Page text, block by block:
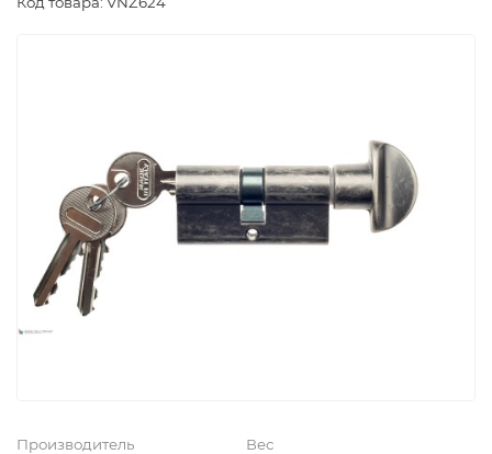
Производитель Вес